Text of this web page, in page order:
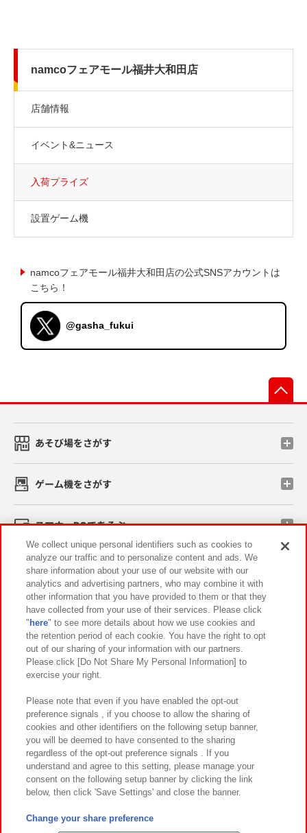
namcoフェアモール福井大和田店
店舗情報
イベント&ニュース
入荷プライズ
設置ゲーム機
namcoフェアモール福井大和田店の公式SNSアカウントは
こちら！
@gasha_fukui
あそび場をさがす
ゲーム機をさがす
スマホ・PCであそぶ
イベント・キャンペーン
関連会社 サステナビリティ サイトポリシー
プライバシーポリシー ウェブアクセシビリティ方針と検証結果
お取引先さまとともに
カスタマーハラスメント対応方針 よくあるご質問・お問い合わせ
©Bandai Namco Amusement Inc.
©Bandai Namco Amusement Lab Inc.
We collect unique personal identifiers such as cookies to
analyze our traffic and to personalize content and ads. We
share information about your use of our website with our
analytics and advertising partners, who may combine it with
other information that you have provided to them or that they
have collected from your use of their services. Please click
" here" to see more details about how we use cookies and
the retention period of each cookie. You have the right to opt
out of our sharing of your information with our partners.
Please click [Do Not Share My Personal Information] to
exercise your right.
Please note that even if you have enabled the opt-out
preference signals , if you choose to allow the sharing of
cookies and other identifiers on the following setup banner,
you will be deemed to have consented to the sharing
regardless of the opt-out preference signals . If you
understand and agree to this setting, please manage your
consent on the following setup banner by clicking the link
below, then click 'Save Settings' and close the banner.
Change your share preference